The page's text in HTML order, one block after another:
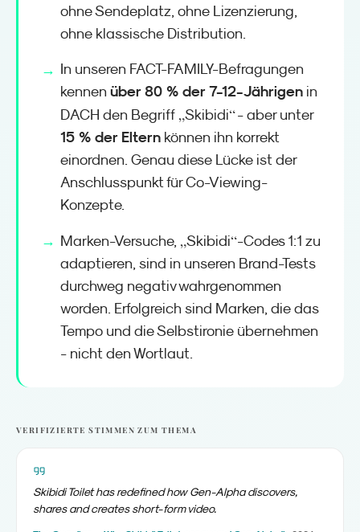
ohne Sendeplatz, ohne Lizenzierung,
ohne klassische Distribution.
In unseren FACT-FAMILY-Befragungen
kennen über 80 % der 7-12-Jährigen in
DACH den Begriff „Skibidi“- aber unter
15 % der Eltern können ihn korrekt
einordnen. Genau diese Lücke ist der
Anschlusspunkt für Co-Viewing-
Konzepte.
Marken-Versuche, „Skibidi“-Codes 1:1 zu
adaptieren, sind in unseren Brand-Tests
durchweg negativ wahrgenommen
worden. Erfolgreich sind Marken, die das
Tempo und die Selbstironie übernehmen
- nicht den Wortlaut.
VERIFIZIERTE STIMMEN ZUM THEMA
Skibidi Toilet has redefined how Gen-Alpha discovers,
shares and creates short-form video.